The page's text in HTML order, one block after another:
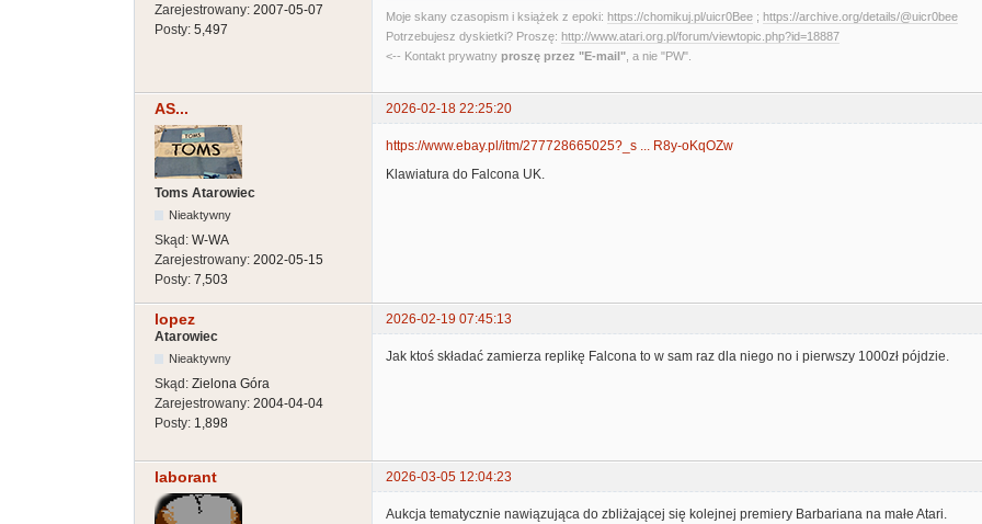
Zarejestrowany: 2007-05-07
Posty: 5,497
Moje skany czasopism i książek z epoki: https://chomikuj.pl/uicr0Bee ; https://archive.org/details/@uicr0bee
Potrzebujesz dyskietki? Proszę: http://www.atari.org.pl/forum/viewtopic.php?id=18887
<-- Kontakt prywatny proszę przez "E-mail" , a nie "PW".
AS... 2026-02-18 22:25:20
Toms Atarowiec
Nieaktywny
Skąd: W-WA
Zarejestrowany: 2002-05-15
Posty: 7,503
https://www.ebay.pl/itm/277728665025?_s ... R8y-oKqOZw
Klawiatura do Falcona UK.
lopez
2026-02-19 07:45:13
Atarowiec
Nieaktywny
Skąd: Zielona Góra
Zarejestrowany: 2004-04-04
Posty: 1,898
Jak ktoś składać zamierza replikę Falcona to w sam raz dla niego no i pierwszy 1000zł pójdzie.
laborant 2026-03-05 12:04:23
Aukcja tematycznie nawiązująca do zbliżającej się kolejnej premiery Barbariana na małe Atari.